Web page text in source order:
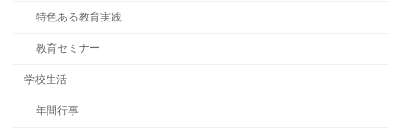
特色ある教育実践
教育セミナー
学校生活
年間行事